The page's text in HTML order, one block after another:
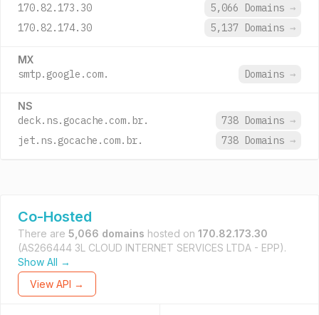
170.82.173.30 5,066 Domains →
170.82.174.30
5,137 Domains →
MX
smtp.google.com. Domains →
NS
deck.ns.gocache.com.br. 738 Domains →
jet.ns.gocache.com.br.
738 Domains →
Co-Hosted
There are 5,066 domains hosted on 170.82.173.30
(AS266444 3L CLOUD INTERNET SERVICES LTDA - EPP).
Show All →
View API →